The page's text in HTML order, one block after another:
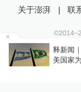
释新闻｜巴西“
美国家为何渐
关于澎湃 | 联
©2014~
沪ICP证：沪
互联网新闻
沪